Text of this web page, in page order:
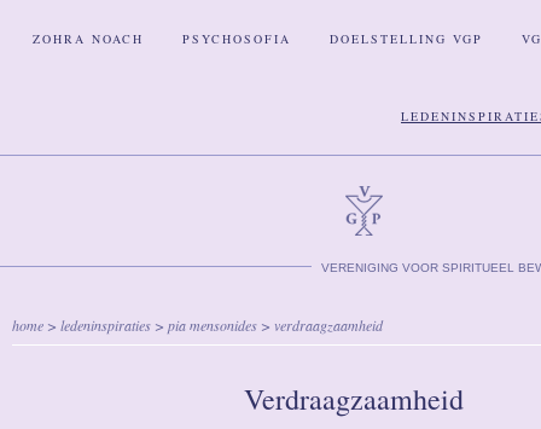
ZOHRA NOACH PSYCHOSOFIA DOELSTELLING VGP
VERENIGING VOOR SPIRITUEEL
home > ledeninspiraties > pia mensonides > verdraagzaamheid
Verdraagzaamheid